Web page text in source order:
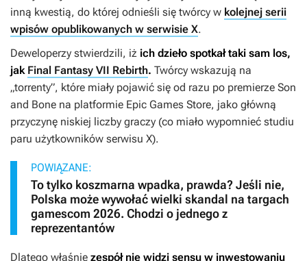
inną kwestią, do której odnieśli się twórcy w kolejnej serii
wpisów opublikowanych w serwisie X.
Deweloperzy stwierdzili, iż ich dzieło spotkał taki sam los,
jak Final Fantasy VII Rebirth. Twórcy wskazują na
„torrenty”, które miały pojawić się od razu po premierze Son
and Bone na platformie Epic Games Store, jako główną
przyczynę niskiej liczby graczy (co miało wypomnieć studiu
paru użytkowników serwisu X).
POWIĄZANE:
To tylko koszmarna wpadka, prawda? Jeśli nie,
Polska może wywołać wielki skandal na targach
gamescom 2026. Chodzi o jednego z
reprezentantów
Dlatego właśnie zespół nie widzi sensu w inwestowaniu